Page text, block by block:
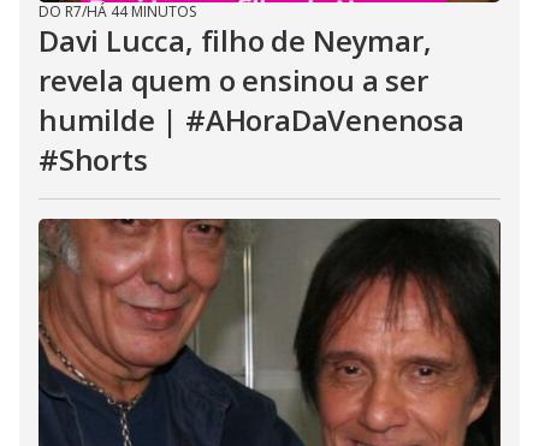
DO R7/HÁ 44 MINUTOS
Davi Lucca, filho de Neymar,
revela quem o ensinou a ser
humilde | #AHoraDaVenenosa
#Shorts